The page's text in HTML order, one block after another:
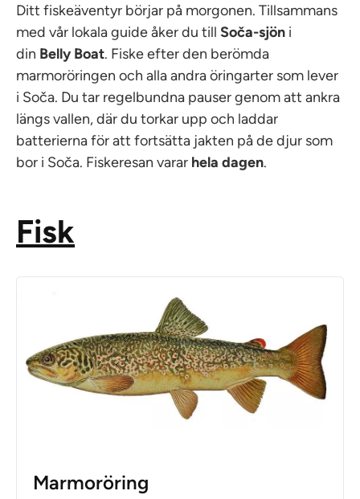
Ditt fiskeäventyr börjar på morgonen. Tillsammans
med vår lokala guide åker du till Soča-sjön i
din Belly Boat. Fiske efter den berömda
marmoröringen och alla andra öringarter som lever
i Soča. Du tar regelbundna pauser genom att ankra
längs vallen, där du torkar upp och laddar
batterierna för att fortsätta jakten på de djur som
bor i Soča. Fiskeresan varar hela dagen.
Fisk
Marmoröring